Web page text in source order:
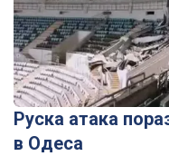
Руска атака
в Одеса